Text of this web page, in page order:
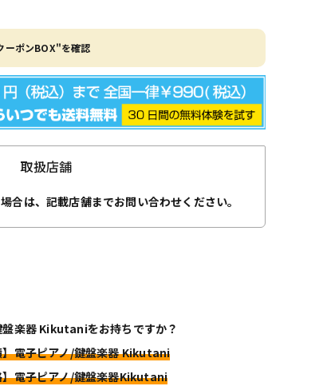
ーポンBOX"を確認
取扱店舗
合は、記載店舗までお問い合わせください。
盤楽器 Kikutaniをお持ちですか？
電子ピアノ/鍵盤楽器 Kikutani
電子ピアノ/鍵盤楽器Kikutani